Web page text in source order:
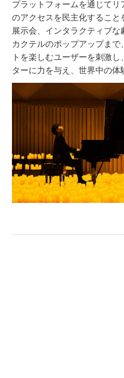
プラットフォームを通じて
のアクセスを民主化するこ
展示会、インタラクティブ
カクテルのポップアップま
トを楽しむユーザーを刺激
ターに力を与え、世界中の体